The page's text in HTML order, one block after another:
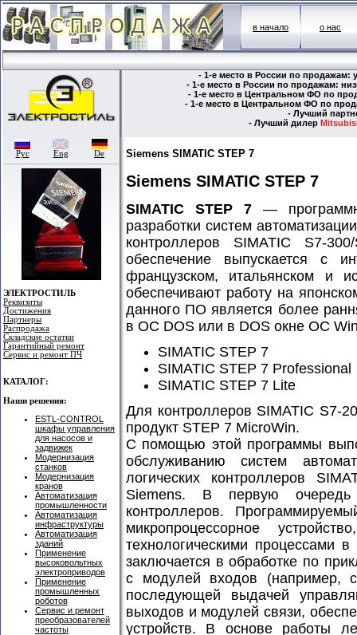
в начало о нас
- 1-е место в России по продажам:
- 1-е место в России по продажам:
- 1-е место в Центральном ФО по
- 1-е место в Центральном ФО по
- Лучший
- Лучший дилер
Рус Eng De
ЭЛЕКТРОСТИЛЬ
Реквизиты
Достижения
Партнеры
Распродажа
Складские остатки
Гарантийный ремонт
Сервис и ремонт ПЧ
КАТАЛОГ:
Наши решения:
ESTL-CONTROL
шкафы управления
для насосов и
задвижек
Модернизация
станков
Модернизация
кранов
Автоматизация
промышленности
Автоматизация
инфраструктуры
Автоматизация
зданий
Применение
высоковольтных
электроприводов
Применение
промышленных
роботов
Сервис и ремонт
преобразователей
частоты
Siemens SIMATIC STEP 7
Siemens SIMATIC STEP 7
SIMATIC STEP 7—
разработки систем
контроллеров SIMATIC S7-
обеспечение выпускается с
французском, итальянском и
обеспечивают работу на
данного ПО является более
в ОС DOS или в DOS окне ОС
SIMATIC STEP 7
SIMATIC STEP 7 Professional
SIMATIC STEP 7 Lite
Для контроллеров SIMATIC S7-
продукт STEP 7 MicroWin.
С помощью этой программы
обслуживанию систем
логических контроллеров
Siemens. В первую
контроллеров.
микропроцессорное
технологическими процессами
заключается в обработке по
с модулей входов (например,
последующей выдачей
выходов и модулей связи,
устройств. В основе работы